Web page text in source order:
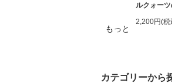
ルクォー
2,200円(税
もっと
カテゴリーから